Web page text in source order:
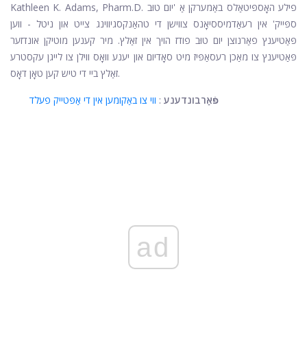
Kathleen K. Adams, Pharm.D. פילע האָספּיטאַלס ​​באַמערקן אַ 'יום טוּב
ספּייק' אין רעאַדמיססיאָנס צווישן די טהאַנקסגיווינג צייט און ניטל - ווען
פּאַטיענץ פאַרנוצן יום טוּב פודז הויך אין זאַלץ. מיר קענען מוטיקן אונדזער
פּאַטיענץ צו מאַכן רעסאַפּיז מיט סאָדיום און יענע וואָס ווילן צו לייגן עקסטרע
זאַלץ ביי די טיש קען טאָן דאָס.
פֿאַרבונדענע : ווי צו באַקומען אין די אַפּטייק פעלד
ad